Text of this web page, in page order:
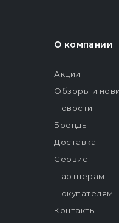
О компании
Акции
Обзоры и
Новости
Бренды
Доставка
Сервис
Партнерам
Покупателям
Контакты